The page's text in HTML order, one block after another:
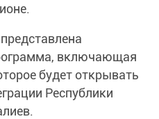
включающая
будет открывать
Республики